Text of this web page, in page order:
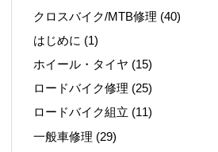
クロスバイク/MTB修理 (40)
はじめに (1)
ホイール・タイヤ (15)
ロードバイク修理 (25)
ロードバイク組立 (11)
一般車修理 (29)